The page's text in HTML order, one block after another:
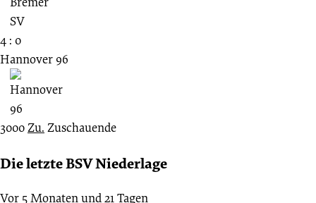
4 : 0
Hannover 96
3000Zu. Zuschauende
Die letzte BSV Niederlage
Vor 5 Monaten und 21 Tagen